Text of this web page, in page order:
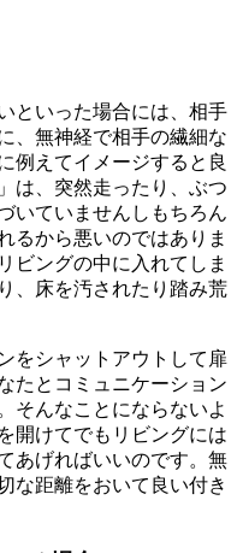
といった場合には、相手
、無神経で相手の繊細な
例えてイメージすると良
は、突然走ったり、ぶつ
いていませんしもちろん
るから悪いのではありま
ビングの中に入れてしま
、床を汚されたり踏み荒
をシャットアウトして扉
たとコミュニケーション
そんなことにならないよ
開けてでもリビングには
あげればいいのです。無
な距離をおいて良い付き